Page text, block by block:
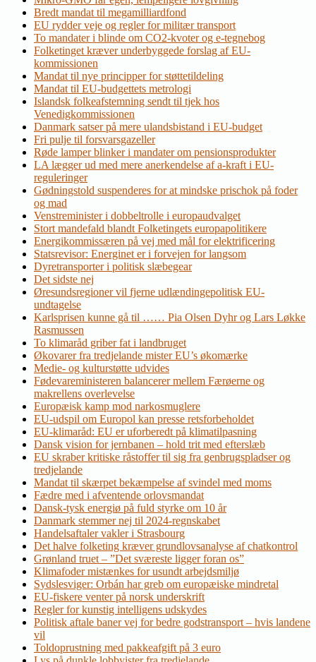
Bredt mandat til megamilliardfond
EU rydder veje og regler for militær transport
To mandater i blinde om CO2-kvoter og e-tegnebog
Folketinget kræver underbyggede forslag af EU-
kommissionen
Mandat til nye principper for støttetildeling
Mandat til EU-budgettets metrologi
Islandsk folkeafstemning sendt til tjek hos
Venedigkommissionen
Danmark satser på mere ulandsbistand i EU-budget
Fri pulje til forsvarsgazeller
Røde lamper blinker i mandater om pensionsprodukter
LA lægger ud med mere anerkendelse af a-kraft i EU-
reguleringer
Gødningstold suspenderes for at mindske prischok på foder
og mad
Venstreminister i dobbeltrolle i europaudvalget
Stort mandefald blandt Folketingets europapolitikere
Energikommissæren på vej med mål for elektrificering
Statsrevisor: Energinet er i forvejen for langsom
Dyretransporter i politisk slæbegear
Det sidste nej
Øresundsregioner vil fjerne udlændingepolitisk EU-
undtagelse
Karlsprisen kunne gå til …… Pia Olsen Dyhr og Lars Løkke
Rasmussen
To klimaråd griber fat i landbruget
Økovarer fra tredjelande mister EU’s økomærke
Medie- og kulturstøtte udvides
Fødevareministeren balancerer mellem Færøerne og
makrellens overlevelse
Europæisk kamp mod narkosmuglere
EU-udspil om Europol kan presse retsforbeholdet
EU-klimaråd: EU er uforberedt på klimatilpasning
Dansk vision for jernbanen – hold trit med efterslæb
EU skraber kritiske råstoffer til sig fra genbrugspladser og
tredjelande
Mandat til skærpet bekæmpelse af svindel med moms
Fædre med i afventende orlovsmandat
Dansk-tysk energiø på fuld styrke om 10 år
Danmark stemmer nej til 2024-regnskabet
Handelsaftaler vakler i Strasbourg
Det halve folketing kræver grundlovsanalyse af chatkontrol
Grønland truet – ”Det sværeste ligger foran os”
Klimafoder mistænkes for usundt arbejdsmiljø
Sydslesviger: Orbán har greb om europæiske mindretal
EU-fiskere venter på norsk underskrift
Regler for kunstig intelligens udskydes
Politisk aftale baner vej for bedre godstransport – hvis landene
vil
Toldoprustning med pakkeafgift på 3 euro